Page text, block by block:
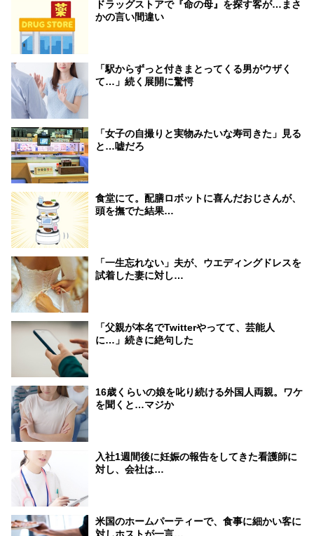
ドラッグストアで『命の母』を探す客が…まさ
かの言い間違い
「駅からずっと付きまとってくる男がウザく
て…」続く展開に驚愕
「女子の自撮りと実物みたいな寿司きた」見る
と…嘘だろ
食堂にて。配膳ロボットに喜んだおじさんが、
頭を撫でた結果…
「一生忘れない」夫が、ウエディングドレスを
試着した妻に対し…
「父親が本名でTwitterやってて、芸能人
に…」続きに絶句した
16歳くらいの娘を叱り続ける外国人両親。ワケ
を聞くと…マジか
入社1週間後に妊娠の報告をしてきた看護師に
対し、会社は…
米国のホームパーティーで、食事に細かい客に